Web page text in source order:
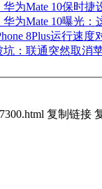
为Mate 10保时捷
为Mate 10曝光：
8Plus运行速度
坑：联通突然取消
复制链接